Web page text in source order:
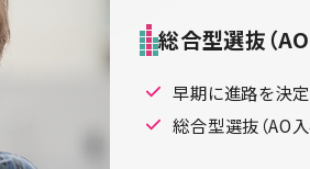
総合型選抜（
早期に進路を決定
総合型選抜（AO入